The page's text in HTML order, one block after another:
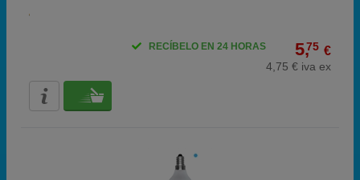
5,75 €
4,75 € iva ex
RECÍBELO EN 24 HORAS